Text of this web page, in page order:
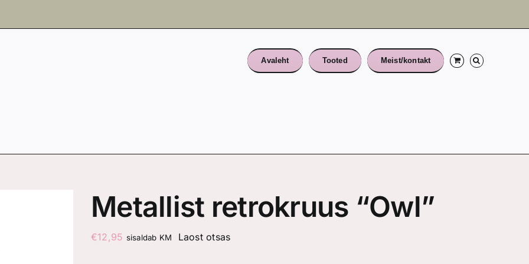
Avaleht Tooted Meist/kontakt
Metallist retrokruus “Owl”
€12,95 sisaldab KM Laost otsas